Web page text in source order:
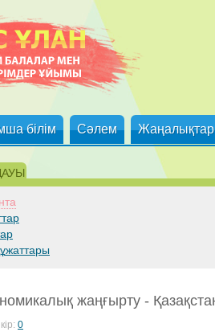
білім Сәлем Жаңалықтар
жаңғырту -
0